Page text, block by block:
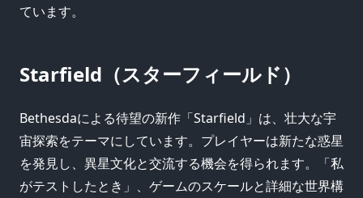
ています。
Starfield（スターフィールド）
Bethesdaによる待望の新作「Starfield」は、壮大な宇
宙探索をテーマにしています。プレイヤーは新たな惑星
を発見し、異星文化と交流する機会を得られます。「私
がテストしたとき」、ゲームのスケールと詳細な世界構